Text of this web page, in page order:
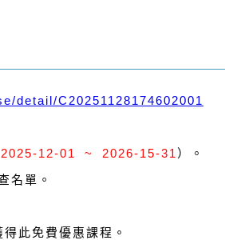
detail/C20251128174602001
2025-12-01 ~ 2026-15-31 ）。
名單。
此免費優惠課程。